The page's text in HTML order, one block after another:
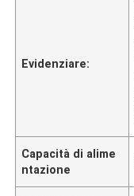
Evidenziare:
Capacità di alime
ntazione